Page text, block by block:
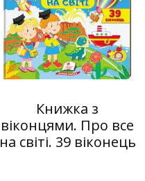
Книжка з
віконцями. Про все
на світі. 39 віконець